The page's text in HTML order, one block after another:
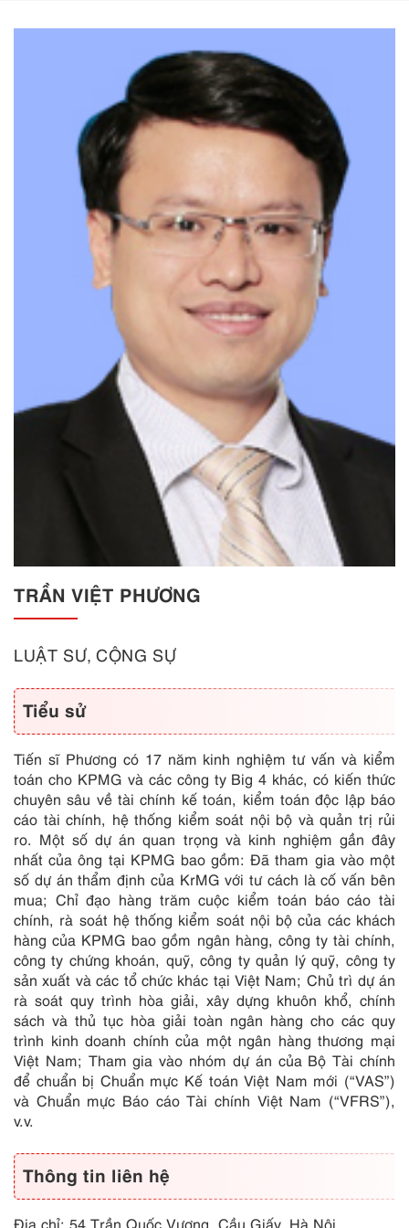
TRẦN VIỆT PHƯƠNG
LUẬT SƯ, CỘNG SỰ
Tiểu sử
Tiến sĩ Phương có 17 năm kinh nghiệm tư vấn và kiểm
toán cho KPMG và các công ty Big 4 khác, có kiến thức
chuyên sâu về tài chính kế toán, kiểm toán độc lập báo
cáo tài chính, hệ thống kiểm soát nội bộ và quản trị rủi
ro. Một số dự án quan trọng và kinh nghiệm gần đây
nhất của ông tại KPMG bao gồm: Đã tham gia vào một
số dự án thẩm định của KrMG với tư cách là cố vấn bên
mua; Chỉ đạo hàng trăm cuộc kiểm toán báo cáo tài
chính, rà soát hệ thống kiểm soát nội bộ của các khách
hàng của KPMG bao gồm ngân hàng, công ty tài chính,
công ty chứng khoán, quỹ, công ty quản lý quỹ, công ty
sản xuất và các tổ chức khác tại Việt Nam; Chủ trì dự án
rà soát quy trình hòa giải, xây dựng khuôn khổ, chính
sách và thủ tục hòa giải toàn ngân hàng cho các quy
trình kinh doanh chính của một ngân hàng thương mại
Việt Nam; Tham gia vào nhóm dự án của Bộ Tài chính
để chuẩn bị Chuẩn mực Kế toán Việt Nam mới (“VAS”)
và Chuẩn mực Báo cáo Tài chính Việt Nam (“VFRS”),
v.v.
Thông tin liên hệ
Địa chỉ: 54 Trần Quốc Vượng, Cầu Giấy, Hà Nội